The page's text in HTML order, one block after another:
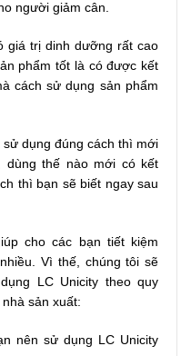
người giảm cân.
giá trị dinh dưỡng rất cao
phẩm tốt là có được kết
cách sử dụng sản phẩm
dụng đúng cách thì mới
dùng thế nào mới có kết
thì bạn sẽ biết ngay sau
cho các bạn tiết kiệm
Vì thế, chúng tôi sẽ
LC Unicity theo quy
sản xuất:
nên sử dụng LC Unicity